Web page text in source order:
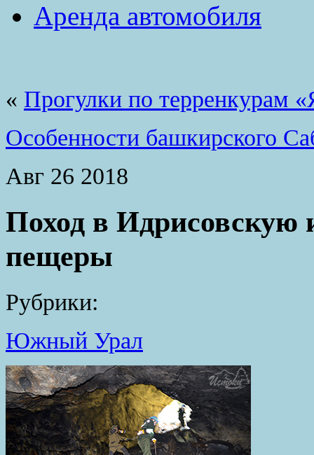
Аренда автомобиля
« Прогулки по терренкурам
Особенности башкирского
Авг 26 2018
Поход в Идрисовскую
пещеры
Рубрики:
Южный Урал